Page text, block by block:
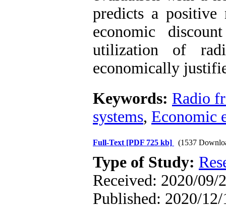
predicts a
economic
utilization of
economically
Keywords: Radio
systems, Economic
Full-Text [PDF 725 kb] (1537
Type of Study:
Received: 2020/09/
Published: 2020/12/